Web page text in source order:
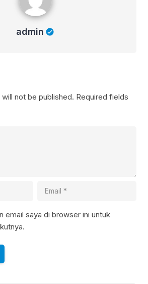
admin
not be published. Required fields
email saya di browser ini untuk